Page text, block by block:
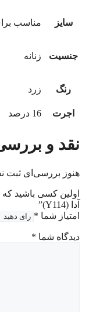
سایز مناسب برای دور
جنسیت زنانه
رنگ زرد
اجرت 16 درصد
نقد و
هنوز بررسی‌ای ثبت
اولین کسی باشید که
آدا (Y114)”
امتیاز شما *
دیدگاه شما *